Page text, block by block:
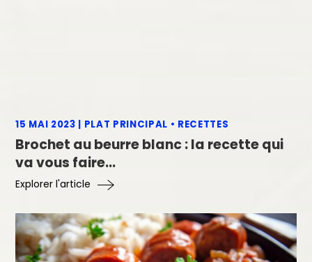
15 MAI 2023 PLAT PRINCIPAL • RECETTES
Brochet au beurre blanc : la recette qui
va vous faire...
Explorer l'article